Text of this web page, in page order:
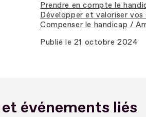
Prendre en compte le
Développer et valoriser
Compenser le handicap /
Publié le 21 octobre 2024
événements liés